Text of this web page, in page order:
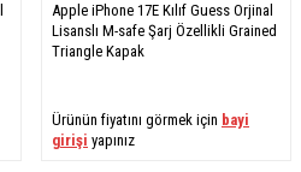
Apple iPhone 17E Kılıf Guess Orjinal
Lisanslı M-safe Şarj Özellikli Grained
Triangle Kapak
Ürünün fiyatını görmek için bayi
girişi yapınız